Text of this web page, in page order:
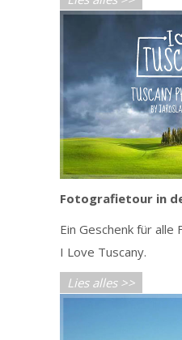
Fotografietour in
Ein Geschenk für
I Love Tuscany.
Lies alles >>